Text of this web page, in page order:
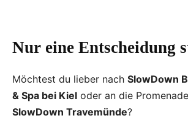
Nur eine Entscheidung
Möchtest du lieber nach SlowDown
& Spa bei Kiel oder an die
SlowDown Travemünde?